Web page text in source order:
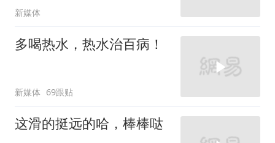
新媒体
多喝热水，热水治百病！
新媒体 69跟贴
这滑的挺远的哈，棒棒哒